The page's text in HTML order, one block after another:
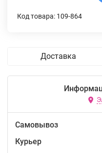
Код товара: 109-864
Доставка
Самовывоз
Курьер